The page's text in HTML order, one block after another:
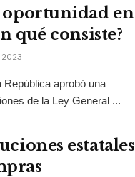
oportunidad en
qué consiste?
2023
República aprobó una
de la Ley General ...
estatales